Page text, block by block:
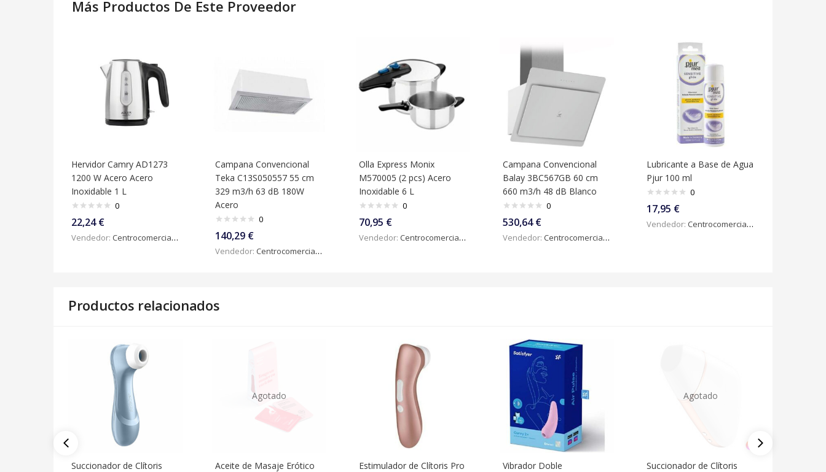
Más Productos De Este Proveedor
Hervidor Camry AD1273
1200 W Acero Acero
Inoxidable 1 L
0
22,24€
Vendedor: Centrocomercialdigital
Campana Convencional
Teka C13S050557 55 cm
329 m3/h 63 dB 180W
Acero
0
140,29 €
Vendedor: Centrocomercialdigital
Olla Express Monix
M570005 (2 pcs) Acero
Inoxidable 6 L
0
70,95 €
Vendedor: Centrocomercialdigital
Campana Convencional
Balay 3BC567GB 60 cm
660 m3/h 48 dB Blanco
0
530,64€
Vendedor: Centrocomercialdigital
Lubricante a Base de Agua
Pjur 100 ml
0
17,95 €
Vendedor: Centrocomercialdigital
Productos relacionados
Succionador de Clítoris
Agotado
Aceite de Masaje Erótico
Estimulador de Clítoris Pro
Vibrador Doble
Agotado
Succionador de Clítoris